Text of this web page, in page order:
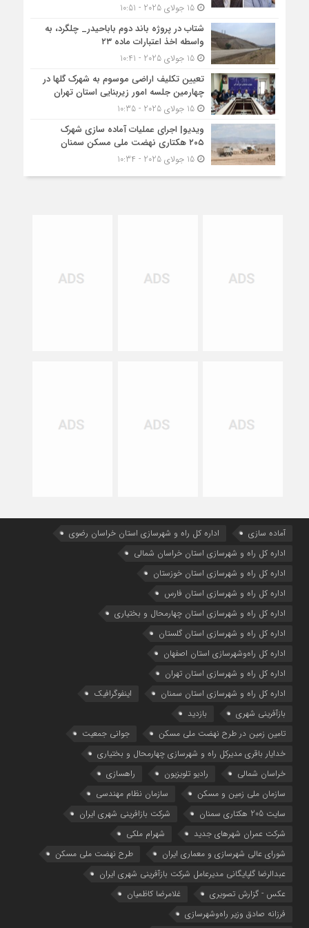
15 جولای 2025 - 10:51
شتاب در پروژه باند دوم باباحیدر_ چلگرد، به
واسطه اخذ اعتبارات ماده ۲۳
15 جولای 2025 - 10:41
تعیین تکلیف اراضی موسوم به شهرک گلها در
چهارمین جلسه امور زیربنایی استان تهران
15 جولای 2025 - 10:35
ویدیو| اجرای عملیات آماده سازی شهرک
۲۰۵ هکتاری نهضت ملی مسکن سمنان
15 جولای 2025 - 10:34
آماده سازی
اداره كل راه و شهرسازي استان خراسان رضوي
اداره كل راه و شهرسازي استان خراسان شمالي
اداره كل راه و شهرسازي استان خوزستان
اداره كل راه و شهرسازي استان فارس
اداره كل راه و شهرسازي استان چهارمحال و بختياري
اداره كل راه و شهرسازي استان گلستان
اداره كل راه‌و‌شهرسازي استان اصفهان
اداره کل راه و شهرسازی استان تهران
اداره کل راه و شهرسازی استان سمنان
اینفوگرافیک
بازآفرینی شهری
بازدید
تامین زمین در طرح نهضت ملی مسکن
جوانی جمعیت
خدایار باقری مدیرکل راه و شهرسازی چهارمحال و بختیاری
خراسان شمالی
رادیو تلویزیون
راهسازی
سازمان ملی زمین و مسکن
سازمان نظام مهندسی
سایت 205 هکتاری سمنان
شرکت بازافرینی شهری ایران
شرکت عمران شهرهای جدید
شهرام ملکی
شوراي عالي شهرسازی و معماري ايران
طرح نهضت ملی مسکن
عبدالرضا گلپایگانی مدیرعامل شرکت بازآفرینی شهری ایران
عکس - گزارش تصویری
غلامرضا کاظمیان
فرزانه صادق وزیر راه‌وشهرسازی